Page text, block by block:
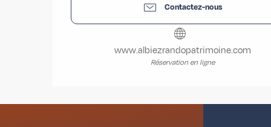
Contactez-nous
www.albiezrandopatrimoine.com
Réservation en ligne